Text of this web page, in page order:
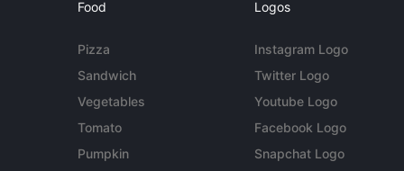
Food
Pizza
Sandwich
Vegetables
Tomato
Pumpkin
Logos
Instagram Logo
Twitter Logo
Youtube Logo
Facebook Logo
Snapchat Logo